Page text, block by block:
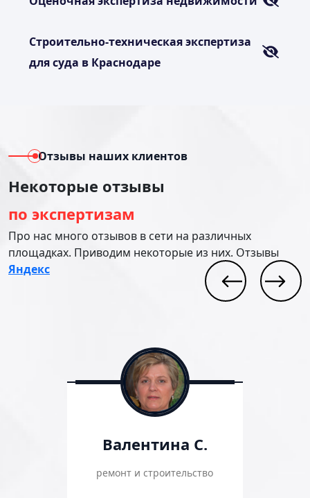
Строительно-техническая экспертиза
для суда в Краснодаре
Отзывы наших клиентов
Некоторые отзывы
по экспертизам
Про нас много отзывов в сети на различных
площадках. Приводим некоторые из них. Отзывы
Яндекс
Валентина С.
ремонт и строительство